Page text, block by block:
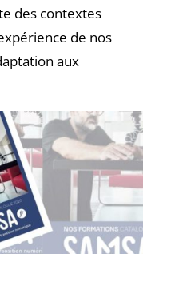
des contextes
de nos
aux